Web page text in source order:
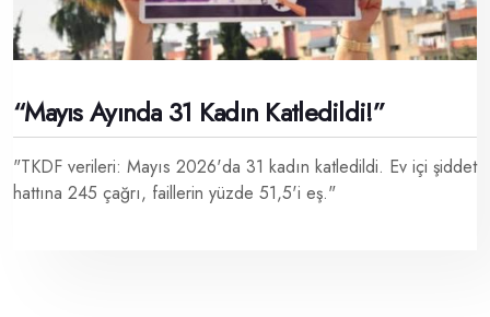
“Mayıs Ayında 31 Kadın Katledildi!”
"TKDF verileri: Mayıs 2026'da 31 kadın katledildi. Ev içi şiddet
hattına 245 çağrı, faillerin yüzde 51,5'i eş."